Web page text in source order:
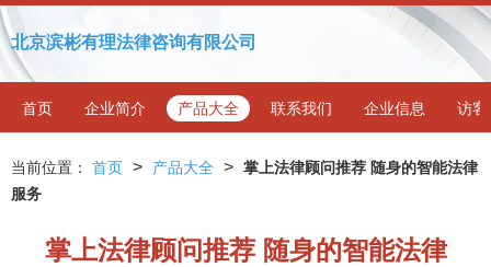
北京滨彬有理法律咨询有限公司
首页 企业简介 产品大全 联系我们 企业信息 访客
当前位置： 首页 > 产品大全 > 掌上法律顾问推荐 随身的智能法律
服务
掌上法律顾问推荐 随身的智能法律